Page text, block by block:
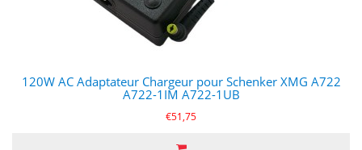
120W AC Adaptateur Chargeur pour Schenker XMG A722
A722-1IM A722-1UB
€51,75